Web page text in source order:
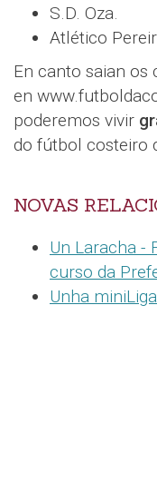
S.D. Oza.
Atlético
En canto saian os
en
poderemos vivir
do fútbol costeiro
NOVAS
Un Laracha -
curso da
Unha